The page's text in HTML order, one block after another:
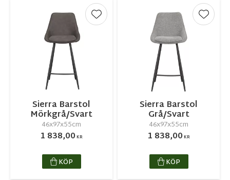
Sierra Barstol
Mörkgrå/Svart
46x97x55cm
1 838,00KR
Lägg till i favoriter
KÖP
Sierra Barstol
Grå/Svart
46x97x55cm
1 838,00KR
Lägg
KÖP